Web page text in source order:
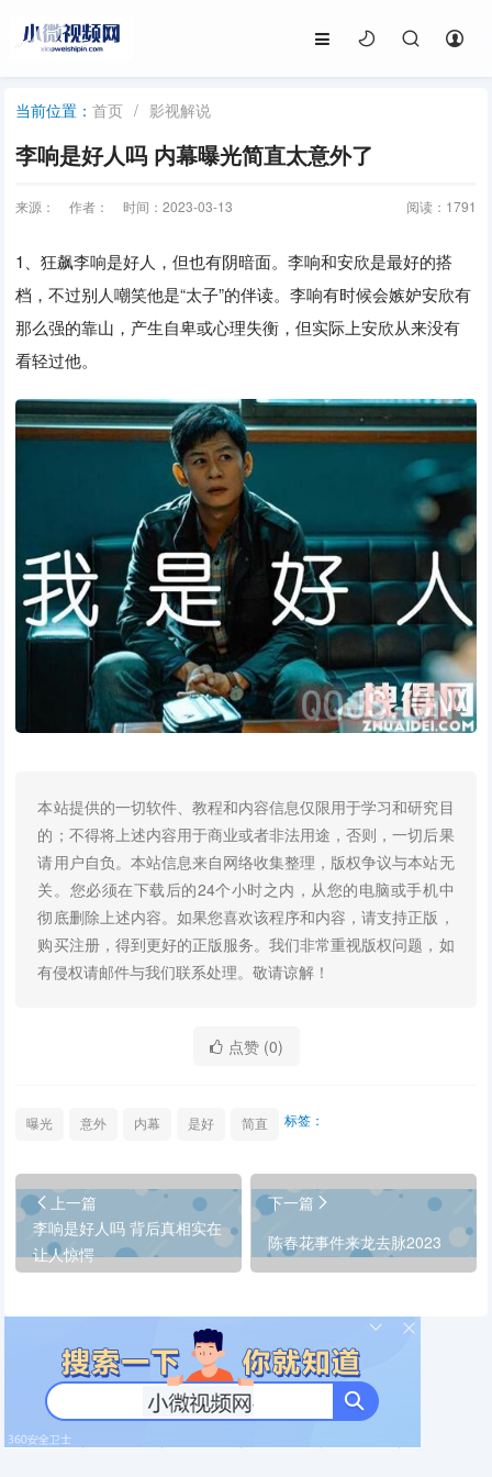
当前位置：首页 / 影视解说
李响是好人吗 内幕曝光简直太意外了
来源： 作者： 时间：2023-03-13 阅读： 1791
1、狂飙李响是好人，但也有阴暗面。李响和安欣是最好的搭
档，不过别人嘲笑他是“太子”的伴读。李响有时候会嫉妒安欣有
那么强的靠山，产生自卑或心理失衡，但实际上安欣从来没有
看轻过他。
本站提供的一切软件、教程和内容信息仅限用于学习和研究目
的；不得将上述内容用于商业或者非法用途，否则，一切后果
请用户自负。本站信息来自网络收集整理，版权争议与本站无
关。您必须在下载后的24个小时之内，从您的电脑或手机中
彻底删除上述内容。如果您喜欢该程序和内容，请支持正版，
购买注册，得到更好的正版服务。我们非常重视版权问题，如
有侵权请邮件与我们联系处理。敬请谅解！
点赞 (0)
标签：
曝光 意外 内幕 是好 简直
上一篇
李响是好人吗 背后真相实在
让人惊愕
下一篇
陈春花事件来龙去脉2023